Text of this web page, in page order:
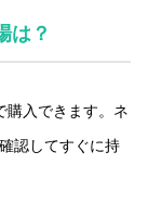
は？
購入できます。ネ
認してすぐに持